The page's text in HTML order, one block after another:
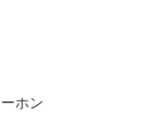
ホン